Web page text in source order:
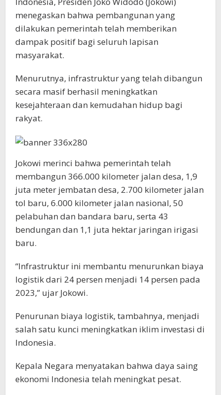
menegaskan bahwa pembangunan yang
dilakukan pemerintah telah memberikan
dampak positif bagi seluruh lapisan
masyarakat.
Menurutnya, infrastruktur yang telah dibangun
secara masif berhasil meningkatkan
kesejahteraan dan kemudahan hidup bagi
rakyat.
Jokowi merinci bahwa pemerintah telah
membangun 366.000 kilometer jalan desa, 1,9
juta meter jembatan desa, 2.700 kilometer jalan
tol baru, 6.000 kilometer jalan nasional, 50
pelabuhan dan bandara baru, serta 43
bendungan dan 1,1 juta hektar jaringan irigasi
baru.
“Infrastruktur ini membantu menurunkan biaya
logistik dari 24 persen menjadi 14 persen pada
2023,” ujar Jokowi.
Penurunan biaya logistik, tambahnya, menjadi
salah satu kunci meningkatkan iklim investasi di
Indonesia.
Kepala Negara menyatakan bahwa daya saing
ekonomi Indonesia telah meningkat pesat.